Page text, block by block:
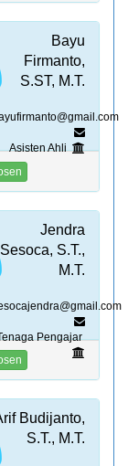
Bayu
Firmanto,
S.ST, M.T.
Asisten Ahli
Jendra
Sesoca, S.T.,
M.T.
Pengajar
Budijanto,
S.T., M.T.